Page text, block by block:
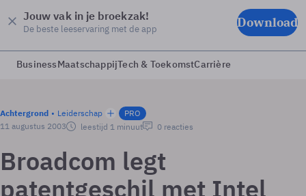
Jouw vak in je broekzak!
De beste leeservaring met de app Download
BusinessMaatschappijTech & ToekomstCarrière
Achtergrond Leiderschap
PRO
11 augustus 2003
leestijd 1 minuut 0 reacties
Broadcom legt
patentgeschil met Intel